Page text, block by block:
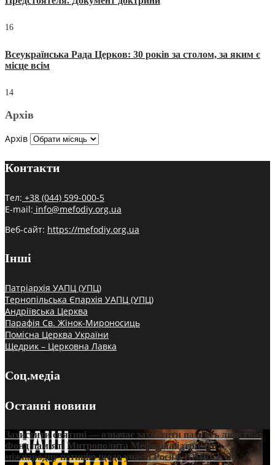
16
Всеукраїнська Рада Церков: 30 років за столом, за яким є
місце всім
14
Архів
Архів
Контакти
Тел: +38 (044) 599-000-5
E-mail: info@mefodiy.org.ua
Веб-сайт: https://mefodiy.org.ua
Інші
Патріархія УАПЦ (УПЦ)
Тернопільська Єпархія УАПЦ (УПЦ)
Андріївська Церква
Парафія Св. Жінок-Мироносиць
Помісна Церква України
Щедрик – Церковна Лавка
Соц.медіа
Останні новини
Захистити святині — означає захистити пам’ять людства:
Фонд пам’яті Митрополита Мефодія підтримує
міжнародну петицію щодо участі Росії в ЮНЕСКО